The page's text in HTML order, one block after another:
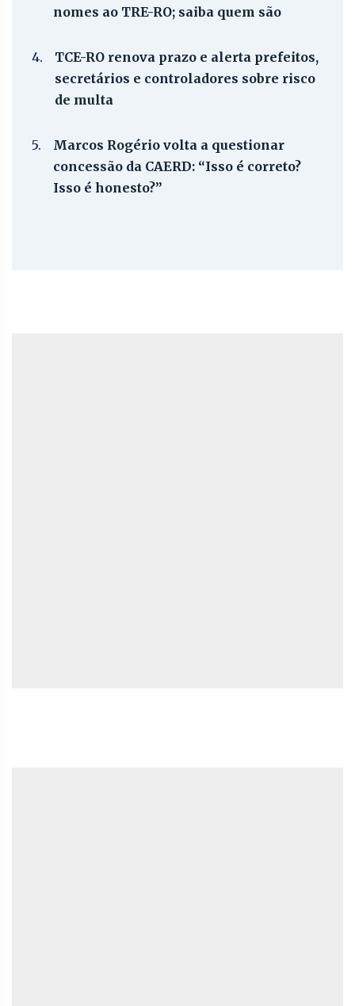
nomes ao TRE-RO; saiba quem são
4.
TCE-RO renova prazo e alerta prefeitos,
secretários e controladores sobre risco
de multa
5.
Marcos Rogério volta a questionar
concessão da CAERD: “Isso é correto?
Isso é honesto?”